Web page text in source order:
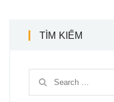
TÌM KIẾM